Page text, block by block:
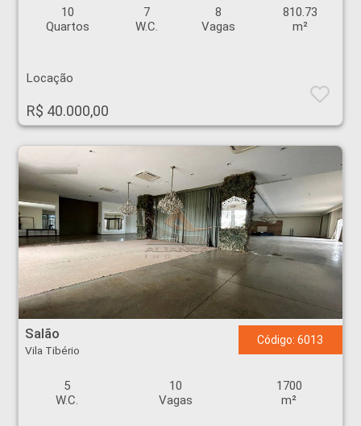
10
Quartos
7
W.C.
8
Vagas
810.73
m²
Locação
R$ 40.000,00
Salão - Vila Tibério - Ribeirão Preto
Salão
Vila Tibério
Código: 6013
5
W.C.
10
Vagas
1700
m²